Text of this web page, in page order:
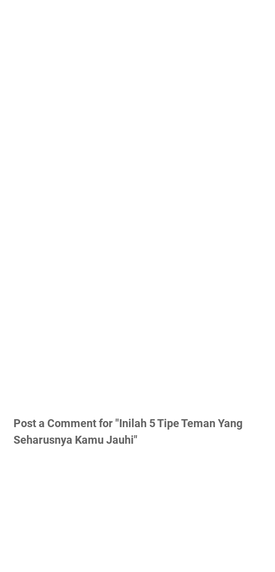
Post a Comment for "Inilah 5 Tipe Teman Yang
Seharusnya Kamu Jauhi"